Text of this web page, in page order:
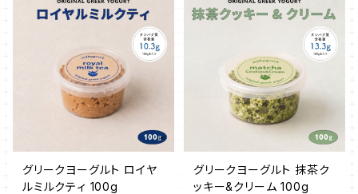
グリークヨーグルト ロイヤ
ルミルクティ 100g
グリークヨーグルト 抹茶ク
ッキー&クリーム 100g